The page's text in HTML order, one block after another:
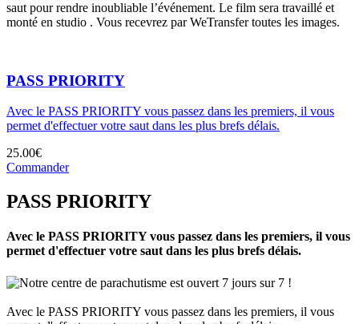
saut pour rendre inoubliable l’événement. Le film sera travaillé et
monté en studio . Vous recevrez par WeTransfer toutes les images.
PASS PRIORITY
Avec le PASS PRIORITY vous passez dans les premiers, il vous
permet d'effectuer votre saut dans les plus brefs délais.
25.00€
Commander
PASS PRIORITY
Avec le PASS PRIORITY vous passez dans les premiers, il vous
permet d'effectuer votre saut dans les plus brefs délais.
Notre centre de parachutisme est ouvert 7 jours sur 7 !
Avec le PASS PRIORITY vous passez dans les premiers, il vous